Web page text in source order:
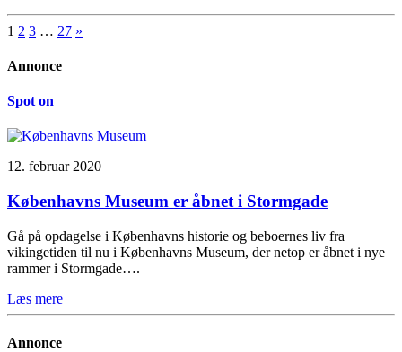
1 2 3 … 27 »
Annonce
Spot on
12. februar 2020
Københavns Museum er åbnet i Stormgade
Gå på opdagelse i Københavns historie og beboernes liv fra
vikingetiden til nu i Københavns Museum, der netop er åbnet i nye
rammer i Stormgade….
Læs mere
Annonce